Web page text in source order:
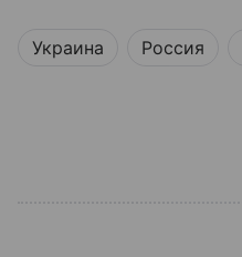
Украина Россия